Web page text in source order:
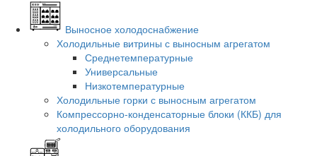
Выносное холодоснабжение
Холодильные витрины с выносным агрегатом
Среднетемпературные
Универсальные
Низкотемпературные
Холодильные горки с выносным агрегатом
Компрессорно-конденсаторные блоки (ККБ) для
холодильного оборудования